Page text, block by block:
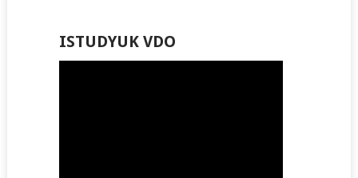
ISTUDYUK VDO